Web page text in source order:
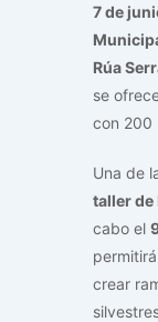
7 de
Rúa
se
con 200
Una de
taller de
cabo el
crear